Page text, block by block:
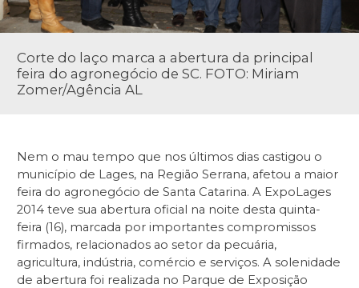
Corte do laço marca a abertura da principal
feira do agronegócio de SC. FOTO: Miriam
Zomer/Agência AL
Nem o mau tempo que nos últimos dias castigou o
município de Lages, na Região Serrana, afetou a maior
feira do agronegócio de Santa Catarina. A ExpoLages
2014 teve sua abertura oficial na noite desta quinta-
feira (16), marcada por importantes compromissos
firmados, relacionados ao setor da pecuária,
agricultura, indústria, comércio e serviços. A solenidade
de abertura foi realizada no Parque de Exposição